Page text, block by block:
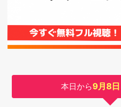
本日から9月8日